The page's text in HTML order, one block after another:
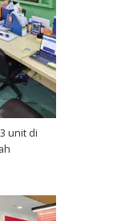
unit di